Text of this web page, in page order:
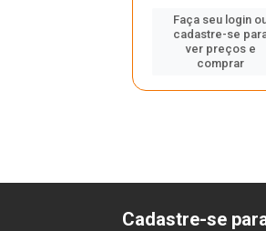
Faça seu login
cadastre-se
ver preços e
comprar
Cadastre-se